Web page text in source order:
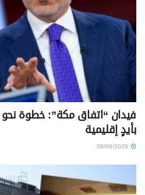
فيدان “اتفاق مكة”: خطوة نحو
بأيدٍ إقليمية